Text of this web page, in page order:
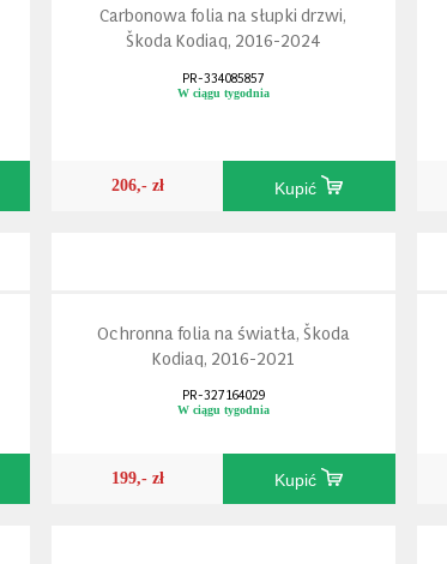
Carbonowa folia na słupki drzwi,
Škoda Kodiaq, 2016-2024
PR-334085857
W ciągu tygodnia
206,- zł Kupić
Ochronna folia na światła, Škoda
Kodiaq, 2016-2021
PR-327164029
W ciągu tygodnia
199,- zł Kupić